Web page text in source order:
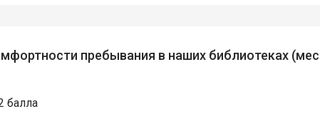
пребывания в наших библиотеках
балла